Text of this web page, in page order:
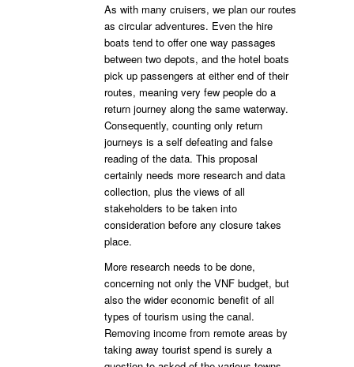
As with many cruisers, we plan our routes
as circular adventures. Even the hire
boats tend to offer one way passages
between two depots, and the hotel boats
pick up passengers at either end of their
routes, meaning very few people do a
return journey along the same waterway.
Consequently, counting only return
journeys is a self defeating and false
reading of the data. This proposal
certainly needs more research and data
collection, plus the views of all
stakeholders to be taken into
consideration before any closure takes
place.
More research needs to be done,
concerning not only the VNF budget, but
also the wider economic benefit of all
types of tourism using the canal.
Removing income from remote areas by
taking away tourist spend is surely a